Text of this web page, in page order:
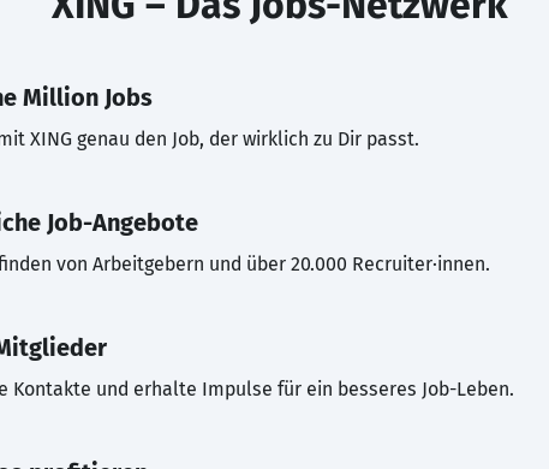
Million Jobs
XING genau den Job, der wirklich zu Dir passt.
Job-Angebote
von Arbeitgebern und über 20.000 Recruiter·innen.
Kontakte und erhalte Impulse für ein besseres Job-Leben.